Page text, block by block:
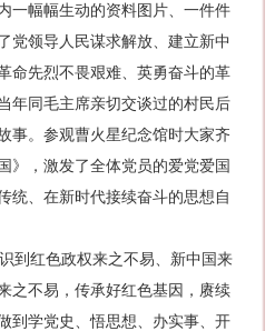
一幅幅生动的资料图片、一件件
党领导人民谋求解放、建立新中
命先烈不畏艰难、英勇奋斗的革
年同毛主席亲切交谈过的村民后
事。参观曹火星纪念馆时大家齐
》，激发了全体党员的爱党爱国
统、在新时代接续奋斗的思想自
到红色政权来之不易、新中国来
之不易，传承好红色基因，赓续
到学党史、悟思想、办实事、开